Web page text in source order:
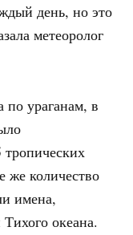
день, но это
метеоролог
ураганам, в
тропических
же количество
имена,
океана.